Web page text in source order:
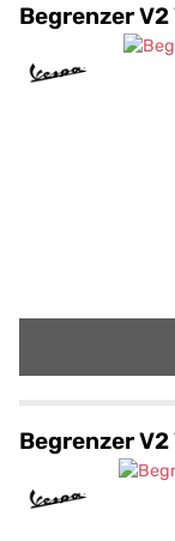
Begrenzer V2
Begrenzer V2